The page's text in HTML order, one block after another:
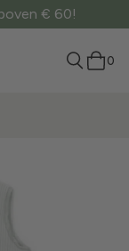
€ 60!
0